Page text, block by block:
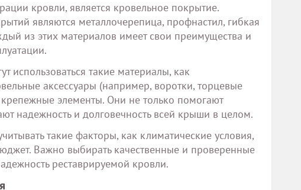
кровли, является кровельное покрытие.
являются металлочерепица, профнастил, гибкая
из этих материалов имеет свои преимущества и
использоваться такие материалы, как
аксессуары (например, воротки, торцевые
элементы. Они не только помогают
надежность и долговечность всей крыши в целом.
такие факторы, как климатические условия,
Важно выбирать качественные и проверенные
реставрируемой кровли.